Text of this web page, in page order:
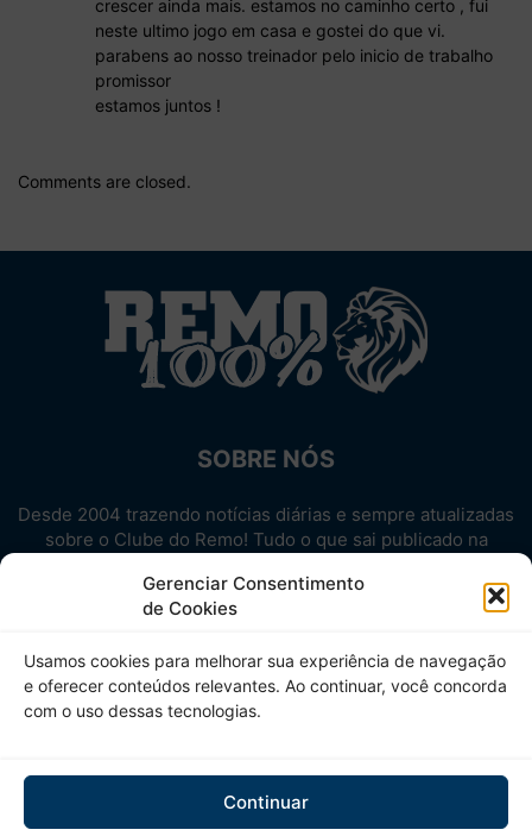
Gerenciar Consentimento
de Cookies
Usamos cookies para melhorar sua experiência de navegação
e oferecer conteúdos relevantes. Ao continuar, você concorda
com o uso dessas tecnologias.
Continuar
crescer ainda mais. estamos no caminho certo , fui
neste ultimo jogo em casa e gostei do que vi.
parabens ao nosso treinador pelo inicio de trabalho
promissor
estamos juntos !
Comments are closed.
SOBRE NÓS
Desde 2004 trazendo notícias diárias e sempre atualizadas
sobre o Clube do Remo! Tudo o que sai publicado na
Aproveite! Site não-oficial.
SIGA-NOS